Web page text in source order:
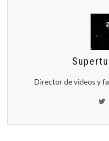
Director de videos y